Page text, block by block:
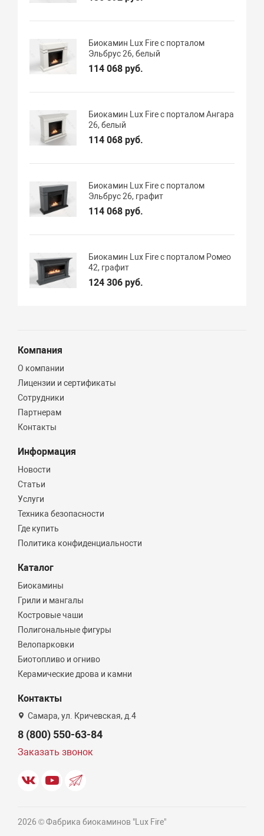
Биокамин Lux Fire с порталом
Эльбрус 26, белый
114 068 руб.
Биокамин Lux Fire с порталом Ангара
26, белый
114 068 руб.
Биокамин Lux Fire с порталом
Эльбрус 26, графит
114 068 руб.
Биокамин Lux Fire с порталом Ромео
42, графит
124 306 руб.
Компания
О компании
Лицензии и сертификаты
Сотрудники
Партнерам
Контакты
Информация
Новости
Статьи
Услуги
Техника безопасности
Где купить
Политика конфиденциальности
Каталог
Биокамины
Грили и мангалы
Костровые чаши
Полигональные фигуры
Велопарковки
Биотопливо и огниво
Керамические дрова и камни
Контакты
Самара, ул. Кричевская, д.4
8 (800) 550-63-84
Заказать звонок
2026 © Фабрика биокаминов "Lux Fire"